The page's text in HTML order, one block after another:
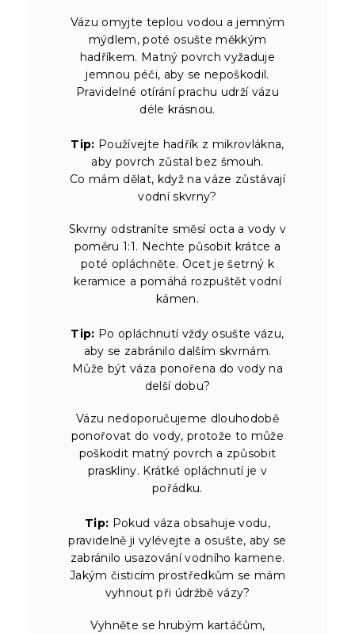
Vázu omyjte teplou vodou a jemným
mýdlem, poté osušte měkkým
hadříkem. Matný povrch vyžaduje
jemnou péči, aby se nepoškodil.
Pravidelné otírání prachu udrží vázu
déle krásnou.
Tip: Používejte hadřík z mikrovlákna,
aby povrch zůstal bez šmouh.
Co mám dělat, když na váze zůstávají
vodní skvrny?
Skvrny odstraníte směsí octa a vody v
poměru 1:1. Nechte působit krátce a
poté opláchněte. Ocet je šetrný k
keramice a pomáhá rozpuštět vodní
kámen.
Tip: Po opláchnutí vždy osušte vázu,
aby se zabránilo dalším skvrnám.
Může být váza ponořena do vody na
delší dobu?
Vázu nedoporučujeme dlouhodobě
ponořovat do vody, protože to může
poškodit matný povrch a způsobit
praskliny. Krátké opláchnutí je v
pořádku.
Tip: Pokud váza obsahuje vodu,
pravidelně ji vylévejte a osušte, aby se
zabránilo usazování vodního kamene.
Jakým čisticím prostředkům se mám
vyhnout při údržbě vázy?
Vyhněte se hrubým kartáčům,